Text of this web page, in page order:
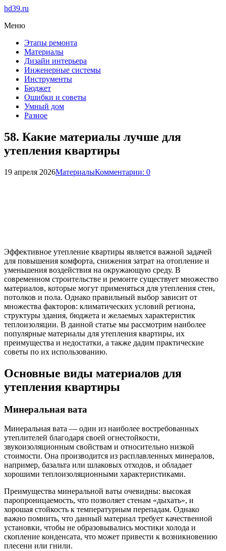
hd39.ru
Меню
Этапы ремонта
Материалы
Дизайн интерьера
Инженерные системы
Инструменты
Бюджет
Ошибки и советы
Умный дом
Разное
58. Какие материалы лучше для
утепления квартиры
19 апреля 2026МатериалыКомментарии: 0
Эффективное утепление квартиры является важной задачей
для повышения комфорта, снижения затрат на отопление и
уменьшения воздействия на окружающую среду. В
современном строительстве и ремонте существует множество
материалов, которые могут применяться для утепления стен,
потолков и пола. Однако правильный выбор зависит от
множества факторов: климатических условий региона,
структуры здания, бюджета и желаемых характеристик
теплоизоляции. В данной статье мы рассмотрим наиболее
популярные материалы для утепления квартиры, их
преимущества и недостатки, а также дадим практические
советы по их использованию.
Основные виды материалов для
утепления квартиры
Минеральная вата
Минеральная вата — один из наиболее востребованных
утеплителей благодаря своей огнестойкости,
звукоизоляционным свойствам и относительно низкой
стоимости. Она производится из расплавленных минералов,
например, базальта или шлаковых отходов, и обладает
хорошими теплоизоляционными характеристиками.
Преимущества минеральной ваты очевидны: высокая
паропроницаемость, что позволяет стенам «дыхать», и
хорошая стойкость к температурным перепадам. Однако
важно помнить, что данный материал требует качественной
установки, чтобы не образовывались мостики холода и
скопление конденсата, что может привести к возникновению
плесени или гнили.